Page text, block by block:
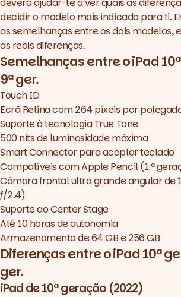
decidir o modelo mais indicado para ti.
as semelhanças entre os dois modelos,
as reais diferenças.
Semelhanças entre o iPad
9ª ger.
Touch ID
Ecrã Retina com 264 píxeis por
Suporte à tecnologia True Tone
500 nits de luminosidade máxima
Smart Connector para acoplar teclado
Compatíveis com Apple Pencil (1.ª
Câmara frontal ultra grande angular de
ƒ/2.4)
Suporte ao Center Stage
Até 10 horas de autonomia
Armazenamento de 64 GB e 256 GB
Diferenças entre o iPad 10ª
ger.
iPad de 10ª geração (2022)